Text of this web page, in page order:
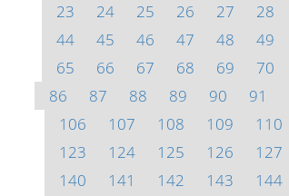
23
24 25 26 27 28
44
45 46 47 48 49
65
66 67 68 69 70
86
87 88 89 90 91
106
107 108 109 110
123
124 125 126 127
140
141 142 143 144